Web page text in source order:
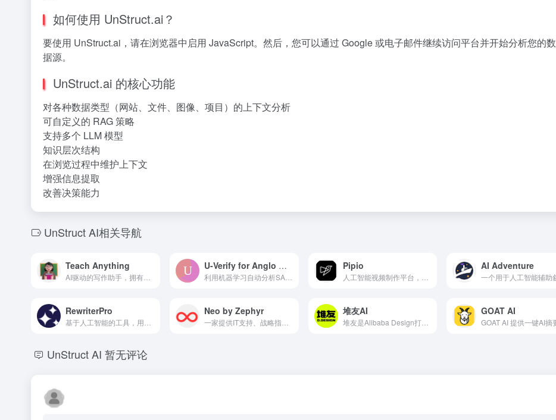
如何使用 UnStruct.ai？
要使用 UnStruct.ai，请在浏览器中启用 JavaScript。然后，您可以通过 Google 或电子邮件继续访问平台并开始分析您的数
据源。
UnStruct.ai 的核心功能
对各种数据类型（网站、文件、图像、项目）的上下文分析
可自定义的 RAG 策略
支持多个 LLM 模型
知识层次结构
在浏览过程中维护上下文
增强信息提取
改善决策能力
UnStruct AI相关导航
Teach Anything U-Verify for Anglo American – PRD
利用机器学习自动分析SAP Fieldglass中的工人文档，以检测不一致之处。
Pipio AI Adventure
RewriterPro Neo by Zephyr
一家提供IT支持、战略指导和人工智能驱动商业解决方案的人工智能工作室。
堆友AI
堆友是Alibaba Design打造的设计师全成长周期服务平台，围绕品质、效率、技能、成就、收入五大用户价值布局平台能力，全力服务设计师，旨在成为设计师的好朋友。 堆友历经大厂设计师团队多轮打磨雕刻，集海量高品质3D素材、实时在线渲染、多元场景功能应用、轻便好学易上手等多重优势于一身的设计神器，更自带免费可商用属性，为专业设计师、运营工友、学生小白、社交达人提供了一个零成本的在线设计站点和资源库。
GOAT AI
UnStruct AI 暂无评论